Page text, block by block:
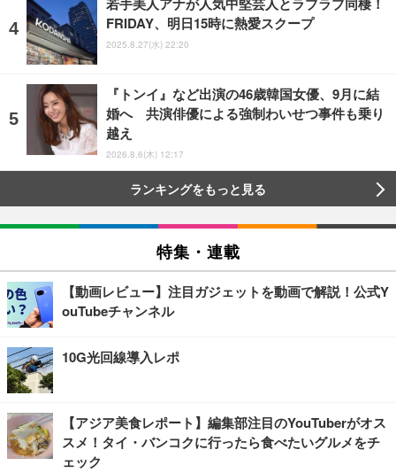
FRIDAY、明日15時に熱愛スクープ
2025.8.27(水) 22:20
『トンイ』など出演の46歳韓国女優、9月に結
婚へ 共演俳優による強制わいせつ事件も乗り
越え
2026.8.6(木) 12:17
ランキングをもっと見る
特集・連載
【動画レビュー】注目ガジェットを動画で解説！公式Y
ouTubeチャンネル
10G光回線導入レポ
【アジア美食レポート】編集部注目のYouTuberがオス
スメ！タイ・バンコクに行ったら食べたいグルメをチ
ェック